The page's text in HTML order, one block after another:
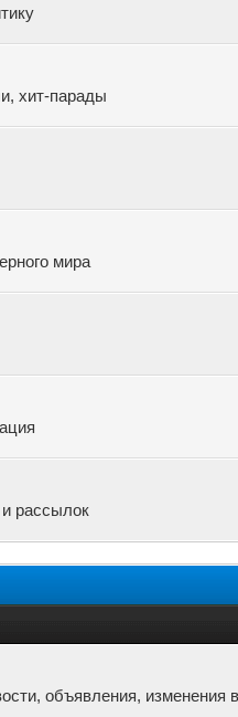
хит-парады
мира
рассылок
объявления, изменения